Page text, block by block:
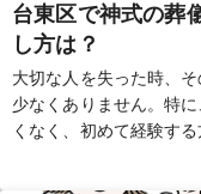
台東区で神式の葬
し方は？
大切な人を失った時、
少なくありません。特
くなく、初めて経験する方
問では、神式の葬儀の